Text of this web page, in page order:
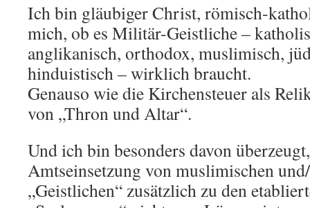
Ich bin gläubiger Christ, römisch-
mich, ob es Militär-Geistliche –
anglikanisch, orthodox, muslimisch,
hinduistisch – wirklich braucht.
Genauso wie die Kirchensteuer als
von „Thron und Altar“.
Und ich bin besonders davon
Amtseinsetzung von muslimischen
„Geistlichen“ zusätzlich zu den